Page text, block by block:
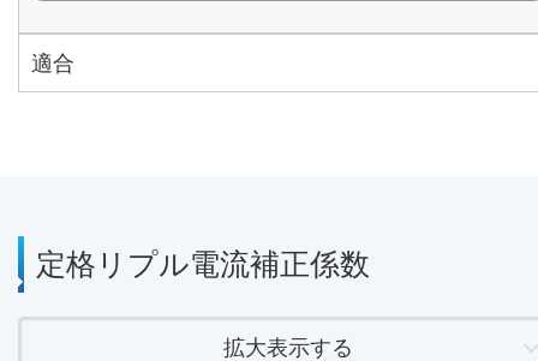
適合
定格リプル電流補正係数
拡大表示する